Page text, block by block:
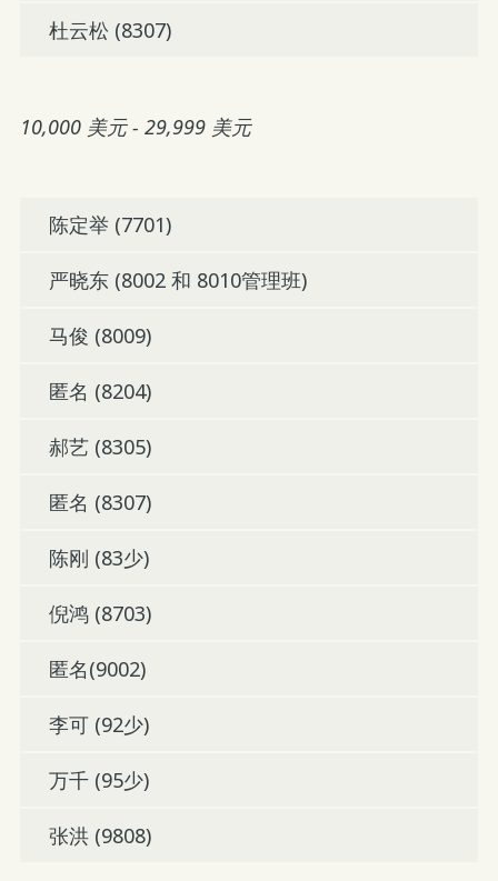
杜云松 (8307)
10,000 美元 - 29,999 美元
陈定举 (7701)
严晓东 (8002 和 8010管理班)
马俊 (8009)
匿名 (8204)
郝艺 (8305)
匿名 (8307)
陈刚 (83少)
倪鸿 (8703)
匿名(9002)
李可 (92少)
万千 (95少)
张洪 (9808)